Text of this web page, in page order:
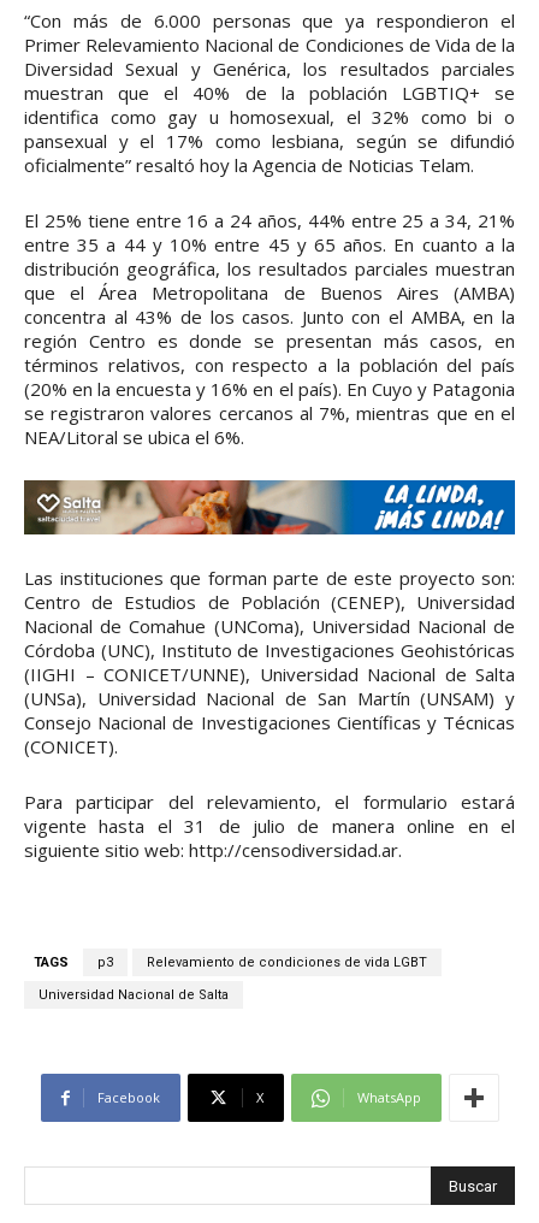
“Con más de 6.000 personas que ya respondieron el
Primer Relevamiento Nacional de Condiciones de Vida de la
Diversidad Sexual y Genérica, los resultados parciales
muestran que el 40% de la población LGBTIQ+ se
identifica como gay u homosexual, el 32% como bi o
pansexual y el 17% como lesbiana, según se difundió
oficialmente” resaltó hoy la Agencia de Noticias Telam.
El 25% tiene entre 16 a 24 años, 44% entre 25 a 34, 21%
entre 35 a 44 y 10% entre 45 y 65 años. En cuanto a la
distribución geográfica, los resultados parciales muestran
que el Área Metropolitana de Buenos Aires (AMBA)
concentra al 43% de los casos. Junto con el AMBA, en la
región Centro es donde se presentan más casos, en
términos relativos, con respecto a la población del país
(20% en la encuesta y 16% en el país). En Cuyo y Patagonia
se registraron valores cercanos al 7%, mientras que en el
NEA/Litoral se ubica el 6%.
Las instituciones que forman parte de este proyecto son:
Centro de Estudios de Población (CENEP), Universidad
Nacional de Comahue (UNComa), Universidad Nacional de
Córdoba (UNC), Instituto de Investigaciones Geohistóricas
(IIGHI – CONICET/UNNE), Universidad Nacional de Salta
(UNSa), Universidad Nacional de San Martín (UNSAM) y
Consejo Nacional de Investigaciones Científicas y Técnicas
(CONICET).
Para participar del relevamiento, el formulario estará
vigente hasta el 31 de julio de manera online en el
siguiente sitio web: http://censodiversidad.ar.
TAGS p3 Relevamiento de condiciones de vida LGBT
Universidad Nacional de Salta
Facebook X WhatsApp